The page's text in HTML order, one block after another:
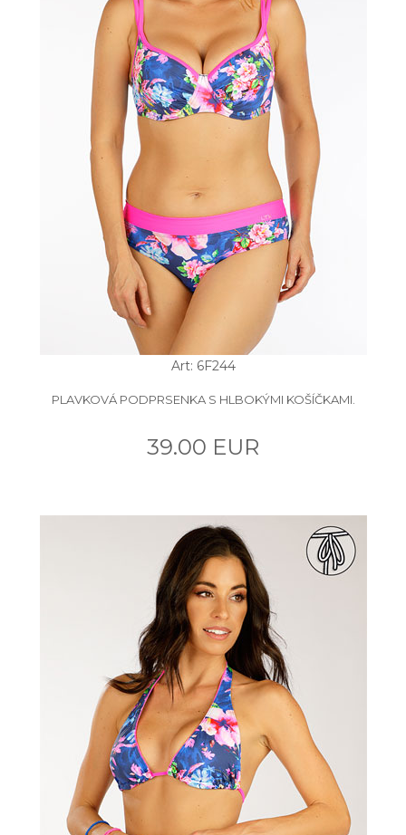
Art: 6F244
PLAVKOVÁ PODPRSENKA S HLBOKÝMI KOŠÍČKAMI.
39.00 EUR